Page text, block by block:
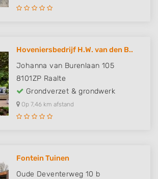
Hoveniersbedrijf H.W. van den B..
Johanna van Burenlaan 105
8101ZP Raalte
Grondverzet & grondwerk
Op 7,46 km afstand
Fontein Tuinen
Oude Deventerweg 10 b